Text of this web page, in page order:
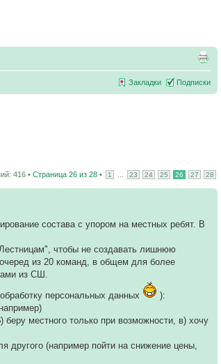
Закладки Подписки
416 • Страница 26 из 28 • 1 23 24 25 26 27 28
состава с упором на местных ребят. В
чтобы не создавать лишнюю
очеред из 20 команд, в общем для более
из СШ.
персональных данных
):
местного только при возможности, в) хочу
другого (например пойти на снижение цены,